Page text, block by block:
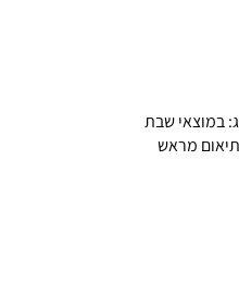
מראש